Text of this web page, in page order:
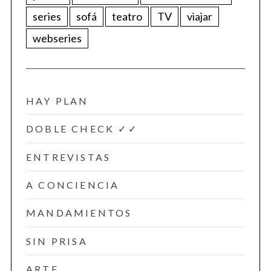
series
sofá teatro TV
viajar
webseries
HAY PLAN
DOBLE CHECK ✓✓
ENTREVISTAS
A CONCIENCIA
MANDAMIENTOS
SIN PRISA